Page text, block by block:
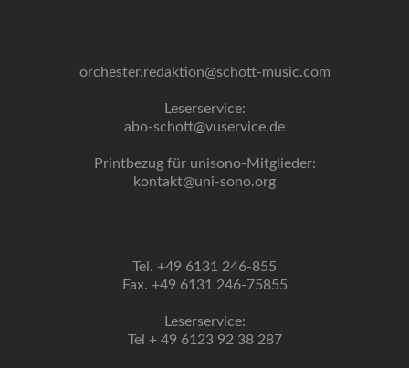
orchester.redaktion@schott-music.com
Leserservice:
abo-schott@vuservice.de
Printbezug für unisono-Mitglieder:
kontakt@uni-sono.org
Tel. +49 6131 246-855
Fax. +49 6131 246-75855
Leserservice:
Tel + 49 6123 92 38 287